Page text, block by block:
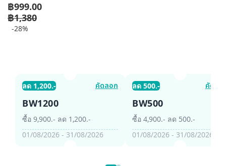
฿999.00
฿1,380
-28%
ลด 1,200.- คัดลอก
BW1200
ซื้อ 9,900.- ลด 1,200.-
01/08/2026 - 31/08/2026
ลด 500.- คัดลอ
BW500
ซื้อ 4,900.- ลด 500.-
01/08/2026 - 31/08/2026